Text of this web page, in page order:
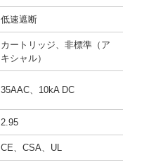
低速遮断
カートリッジ、非標準（ア
キシャル）
35AAC、10kA DC
2.95
CE、CSA、UL